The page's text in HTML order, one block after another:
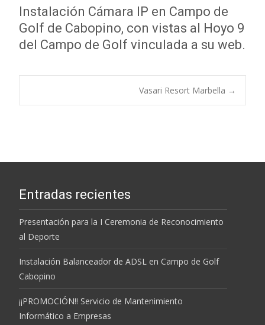
Instalación Cámara IP en Campo de
Golf de Cabopino, con vistas al Hoyo 9
del Campo de Golf vinculada a su web.
Navegación
entradas
Vasari Resort Marbella →
Entradas recientes
Presentación para la I Ceremonia de Reconocimiento
al Deporte
Instalación Balanceador de ADSL en Campo de Golf
Cabopino
¡¡PROMOCIÓN!! Servicio de Mantenimiento
Informático a Empresas